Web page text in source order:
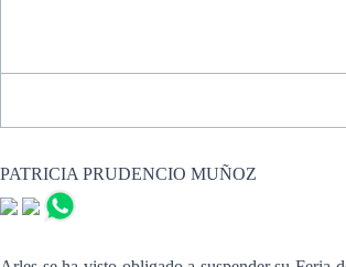
PATRICIA PRUDENCIO MUÑOZ